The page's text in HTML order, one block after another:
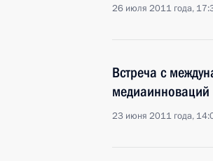
26 июля 2011 года,
Встреча с
медиаинноваций
23 июня 2011 года,